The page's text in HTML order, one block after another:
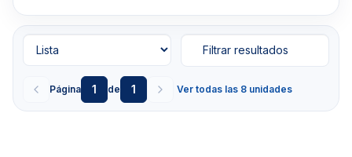
Página 1 de 1 Ver todas las 8 unidades
Filtrar resultados